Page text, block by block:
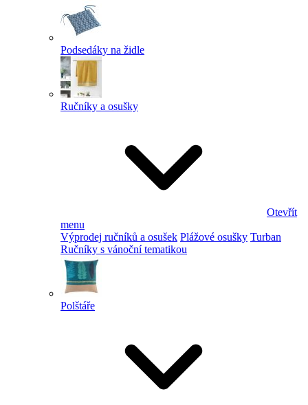
Podsedáky na židle
Ručníky a osušky
Otevřít
menu
Výprodej ručníků a osušek Plážové osušky Turban
Ručníky s vánoční tematikou
Polštáře